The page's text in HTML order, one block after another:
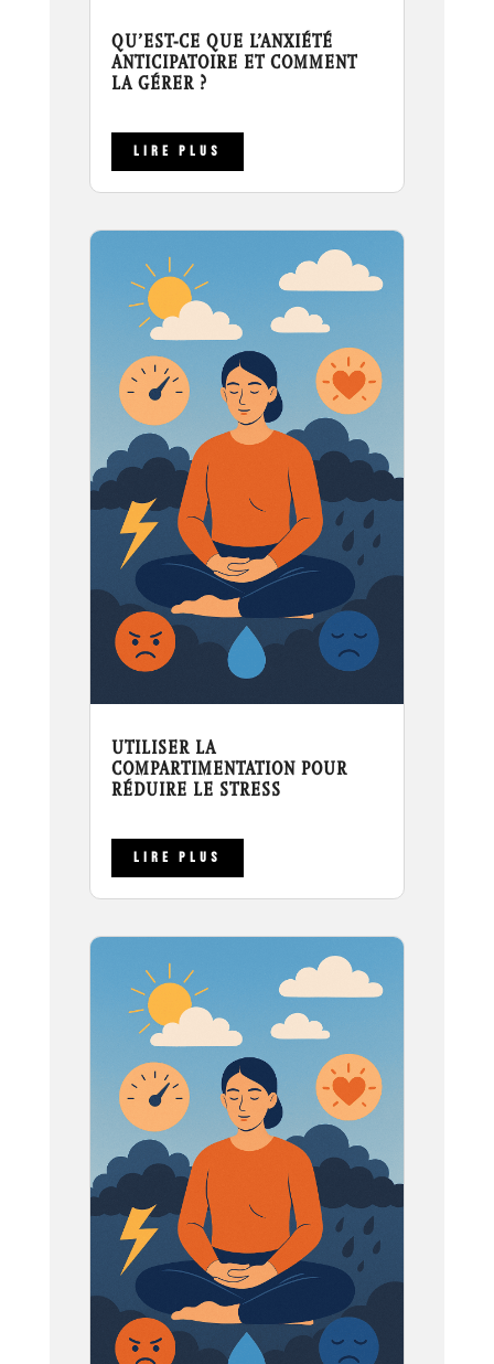
QU’EST-CE QUE L’ANXIÉTÉ
ANTICIPATOIRE ET COMMENT
LA GÉRER ?
LIRE PLUS
UTILISER LA
COMPARTIMENTATION POUR
RÉDUIRE LE STRESS
LIRE PLUS